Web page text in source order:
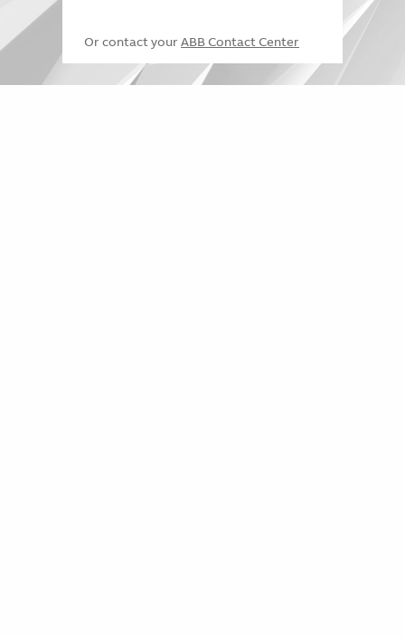
Or contact your ABB Contact Center